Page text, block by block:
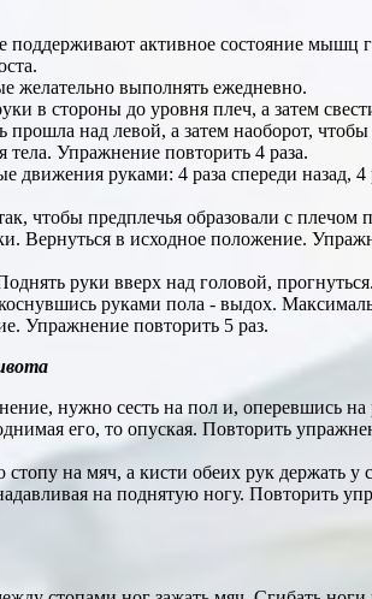
поддерживают активное состояние мышц
желательно выполнять ежедневно.
в стороны до уровня плеч, а затем
прошла над левой, а затем наоборот, чтобы
Упражнение повторить 4 раза.
движения руками: 4 раза спереди назад, 4
чтобы предплечья образовали с плечом
Вернуться в исходное положение.
руки вверх над головой,
руками пола - выдох.
Упражнение повторить 5 раз.
нужно сесть на пол и, оперевшись на
его, то опуская. Повторить
на мяч, а кисти обеих рук держать у
на поднятую ногу. Повторить